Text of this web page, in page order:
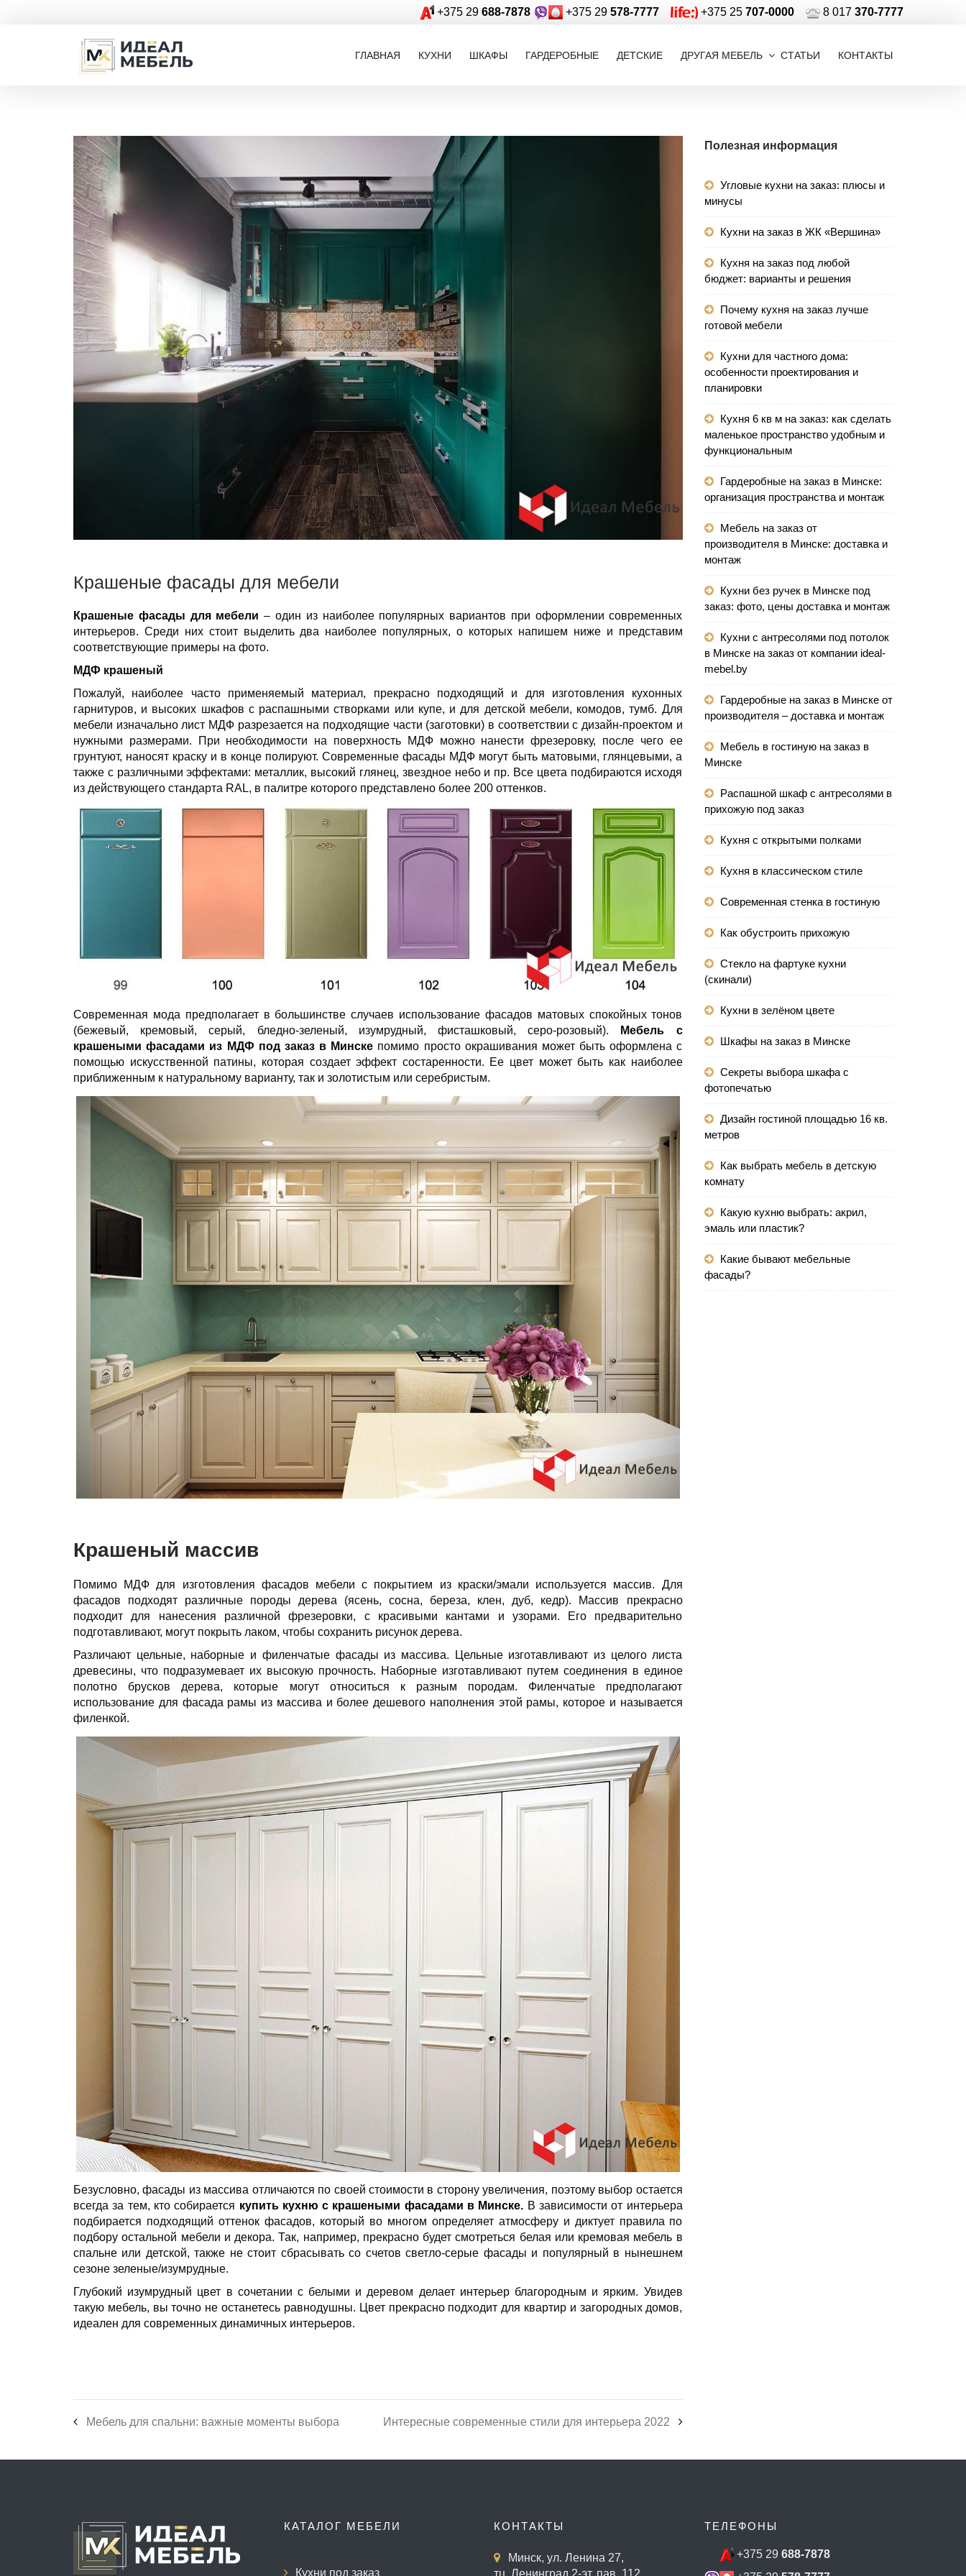
+375 29 688-7878 +375 29 578-7777 +375 25 707-0000 8 017 370-7777
ГЛАВНАЯ КУХНИ ШКАФЫ ГАРДЕРОБНЫЕ ДЕТСКИЕ ДРУГАЯ МЕБЕЛЬ СТАТЬИ КОНТАКТЫ
Крашеные фасады для мебели
Крашеные фасады для мебели – один из наиболее популярных вариантов при оформлении современных
интерьеров. Среди них стоит выделить два наиболее популярных, о которых напишем ниже и представим
соответствующие примеры на фото.
МДФ крашеный
Пожалуй, наиболее часто применяемый материал, прекрасно подходящий и для изготовления кухонных
гарнитуров, и высоких шкафов с распашными створками или купе, и для детской мебели, комодов, тумб. Для
мебели изначально лист МДФ разрезается на подходящие части (заготовки) в соответствии с дизайн-проектом и
нужными размерами. При необходимости на поверхность МДФ можно нанести фрезеровку, после чего ее
грунтуют, наносят краску и в конце полируют. Современные фасады МДФ могут быть матовыми, глянцевыми, а
также с различными эффектами: металлик, высокий глянец, звездное небо и пр. Все цвета подбираются исходя
из действующего стандарта RAL, в палитре которого представлено более 200 оттенков.
Современная мода предполагает в большинстве случаев использование фасадов матовых спокойных тонов
(бежевый, кремовый, серый, бледно-зеленый, изумрудный, фисташковый, серо-розовый).
Мебель с
крашеными фасадами из МДФ под заказ в Минске помимо просто окрашивания может быть оформлена с
помощью искусственной патины, которая создает эффект состаренности. Ее цвет может быть как наиболее
приближенным к натуральному варианту, так и золотистым или серебристым.
Крашеный массив
Помимо МДФ для изготовления фасадов мебели с покрытием из краски/эмали используется массив. Для
фасадов подходят различные породы дерева (ясень, сосна, береза, клен, дуб, кедр). Массив прекрасно
подходит для нанесения различной фрезеровки, с красивыми кантами и узорами. Его предварительно
подготавливают, могут покрыть лаком, чтобы сохранить рисунок дерева.
Различают цельные, наборные и филенчатые фасады из массива. Цельные изготавливают из целого листа
древесины, что подразумевает их высокую прочность. Наборные изготавливают путем соединения в единое
полотно брусков дерева, которые могут относиться к разным породам. Филенчатые предполагают
использование для фасада рамы из массива и более дешевого наполнения этой рамы, которое и называется
филенкой.
Безусловно, фасады из массива отличаются по своей стоимости в сторону увеличения, поэтому выбор остается
всегда за тем, кто собирается купить кухню с крашеными фасадами в Минске. В зависимости от интерьера
подбирается подходящий оттенок фасадов, который во многом определяет атмосферу и диктует правила по
подбору остальной мебели и декора. Так, например, прекрасно будет смотреться белая или кремовая мебель в
спальне или детской, также не стоит сбрасывать со счетов светло-серые фасады и популярный в нынешнем
сезоне зеленые/изумрудные.
Глубокий изумрудный цвет в сочетании с белыми и деревом делает интерьер благородным и ярким. Увидев
такую мебель, вы точно не останетесь равнодушны. Цвет прекрасно подходит для квартир и загородных домов,
идеален для современных динамичных интерьеров.
Мебель для спальни: важные моменты выбора Интересные современные стили для интерьера 2022
Полезная информация
Угловые кухни на заказ: плюсы и
минусы
Кухни на заказ в ЖК «Вершина»
Кухня на заказ под любой
бюджет: варианты и решения
Почему кухня на заказ лучше
готовой мебели
Кухни для частного дома:
особенности проектирования и
планировки
Кухня 6 кв м на заказ: как сделать
маленькое пространство удобным и
функциональным
Гардеробные на заказ в Минске:
организация пространства и монтаж
Мебель на заказ от
производителя в Минске: доставка и
монтаж
Кухни без ручек в Минске под
заказ: фото, цены доставка и монтаж
Кухни с антресолями под потолок
в Минске на заказ от компании ideal-
mebel.by
Гардеробные на заказ в Минске от
производителя – доставка и монтаж
Мебель в гостиную на заказ в
Минске
Распашной шкаф с антресолями в
прихожую под заказ
Кухня с открытыми полками
Кухня в классическом стиле
Современная стенка в гостиную
Как обустроить прихожую
Стекло на фартуке кухни
(скинали)
Кухни в зелёном цвете
Шкафы на заказ в Минске
Секреты выбора шкафа с
фотопечатью
Дизайн гостиной площадью 16 кв.
метров
Как выбрать мебель в детскую
комнату
Какую кухню выбрать: акрил,
эмаль или пластик?
Какие бывают мебельные
фасады?
КАТАЛОГ МЕБЕЛИ
Кухни под заказ
КОНТАКТЫ
Минск, ул. Ленина 27,
тц. Ленинград 2-эт. пав. 112
ТЕЛЕФОНЫ
+375 29 688-7878